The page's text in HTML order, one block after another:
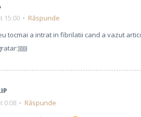
15:00
Răspunde
tocmai a intrat in fibrilatii cand a vazut
0:08
Răspunde